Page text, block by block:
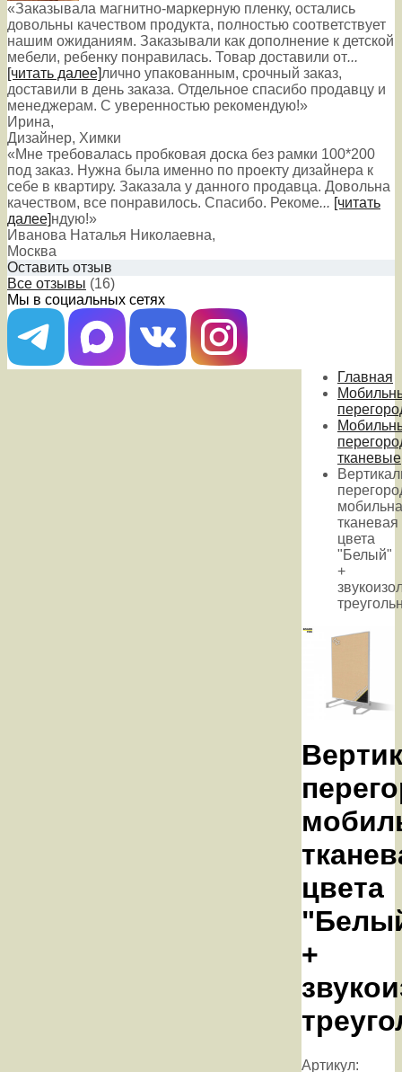
«Заказывала магнитно-маркерную пленку, остались
довольны качеством продукта, полностью соответствует
нашим ожиданиям. Заказывали как дополнение к детской
мебели, ребенку понравилась. Товар доставили от...
[читать далее]лично упакованным, срочный заказ,
доставили в день заказа. Отдельное спасибо продавцу и
менеджерам. С уверенностью рекомендую!»
Ирина,
Дизайнер, Химки
«Мне требовалась пробковая доска без рамки 100*200
под заказ. Нужна была именно по проекту дизайнера к
себе в квартиру. Заказала у данного продавца. Довольна
качеством, все понравилось. Спасибо. Рекоме... [читать
далее]ндую!»
Иванова Наталья Николаевна,
Москва
Оставить отзыв
Все отзывы (16)
Мы в социальных сетях
Главная
тканевые
тканевая
цвета
"Белый"
+
цвета
+
Артикул: